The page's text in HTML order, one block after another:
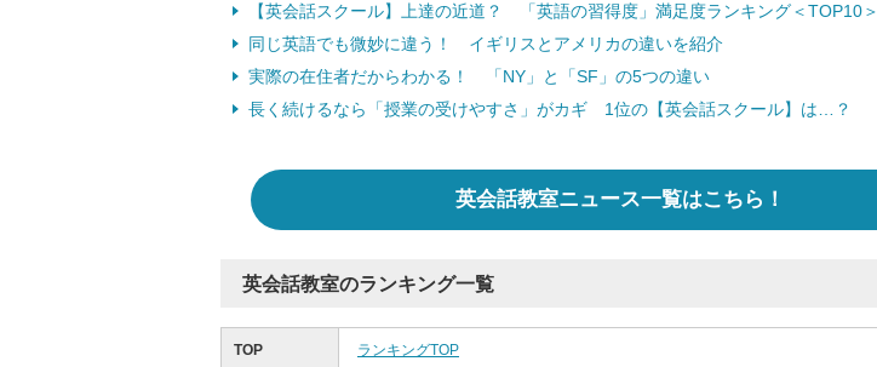
【英会話スクール】上達の近道？ 「英語の習得度」満足度ランキング＜TOP10＞
同じ英語でも微妙に違う！ イギリスとアメリカの違いを紹介
実際の在住者だからわかる！ 「NY」と「SF」の5つの違い
長く続けるなら「授業の受けやすさ」がカギ 1位の【英会話スクール】は…？
英会話教室ニュース一覧はこちら！
英会話教室のランキング一覧
TOP ランキングTOP